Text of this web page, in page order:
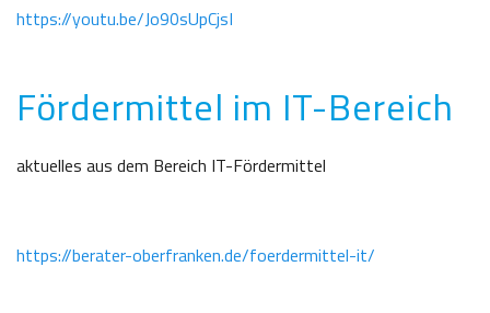
https://youtu.be/Jo90sUpCjsI
Fördermittel im IT-Bereich
aktuelles aus dem Bereich IT-Fördermittel
https://berater-oberfranken.de/foerdermittel-it/